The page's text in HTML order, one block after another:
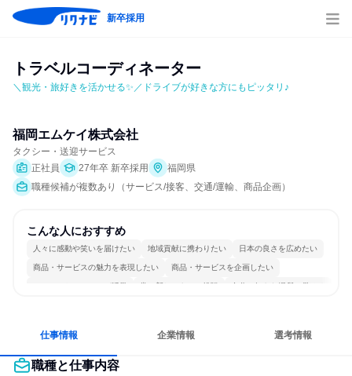
新卒採用
トラベルコーディネーター
＼観光・旅好きを活かせる✨／ドライブが好きな方にもピッタリ♪
福岡エムケイ株式会社
タクシー・送迎サービス
正社員
27年卒 新卒採用
福岡県
職種候補が複数あり（サービス/接客、交通/運輸、商品企画）
こんな人におすすめ
人々に感動や笑いを届けたい 地域貢献に携わりたい 日本の良さを広めたい
商品・サービスの魅力を表現したい 商品・サービスを企画したい
コミュニケーションが活発 常に新しいものに挑戦 自分の好きな場所で働ける
仕事情報 企業情報 選考情報
職種と仕事内容